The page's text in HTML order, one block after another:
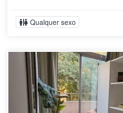
Qualquer sexo